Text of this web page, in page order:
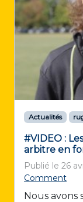
Actualités
#VIDEO :
arbitre en
Publié le 26
Comment
Nous avons